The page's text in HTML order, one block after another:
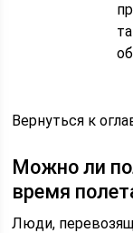
Вернуться к
Можно ли
время
Люди,